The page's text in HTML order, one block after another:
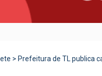
> Prefeitura de TL publica